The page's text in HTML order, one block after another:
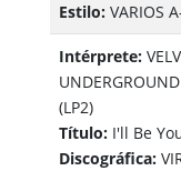
Estilo:VARIOS
Intérprete:
(LP2)
Título:I'll Be
Discográfica: